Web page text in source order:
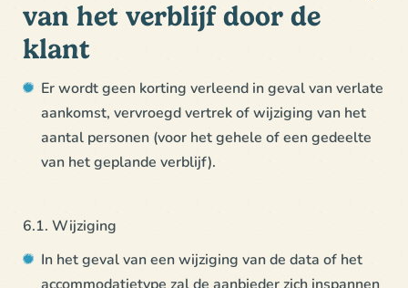
van het verblijf door de
klant
Er wordt geen korting verleend in geval van verlate
aankomst, vervroegd vertrek of wijziging van het
aantal personen (voor het gehele of een gedeelte
van het geplande verblijf).
6.1. Wijziging
In het geval van een wijziging van de data of het
accommodatietype zal de aanbieder zich inspannen